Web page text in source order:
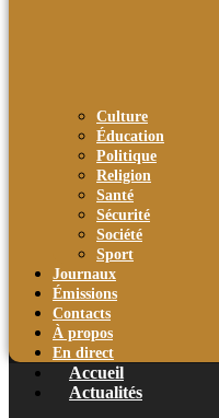
Culture
Éducation
Politique
Religion
Santé
Sécurité
Société
Sport
Journaux
Émissions
Contacts
À propos
En direct
Accueil
Actualités